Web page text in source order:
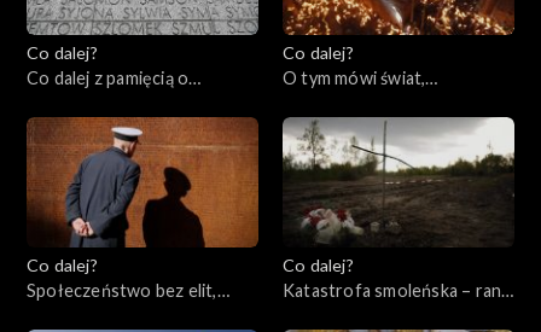
Co dalej?
Co dalej z pamięcią o
powstania w getcie
warszawskim, 18.04.2023
Co dalej?
O tym mówi świat,
Co dalej?
Społeczeństwo bez elit,
Co dalej?
Katastrofa smoleńska – rana